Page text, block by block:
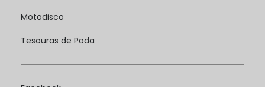
Motodisco
Tesouras de Poda